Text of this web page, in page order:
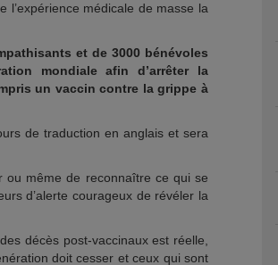
l’expérience médicale de masse la
et de 3000 bénévoles
mondiale afin d’arrêter la
un vaccin contre la grippe à
de traduction en anglais et sera
ou même de reconnaître ce qui se
d’alerte courageux de révéler la
décès post-vaccinaux est réelle,
doit cesser et ceux qui sont